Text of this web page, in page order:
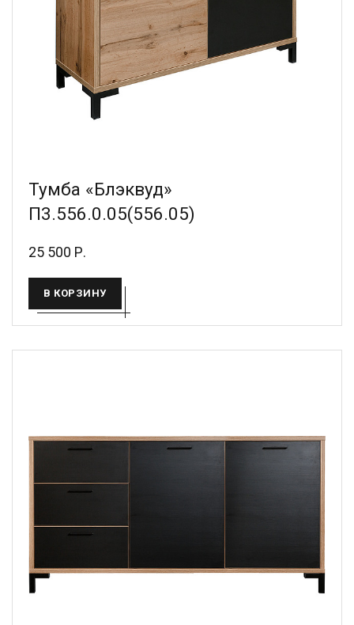
Тумба «Блэквуд»
П3.556.0.05(556.05)
25 500 Р.
В КОРЗИНУ